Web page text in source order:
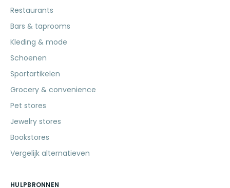
Restaurants
Bars & taprooms
Kleding & mode
Schoenen
Sportartikelen
Grocery & convenience
Pet stores
Jewelry stores
Bookstores
Vergelijk alternatieven
HULPBRONNEN